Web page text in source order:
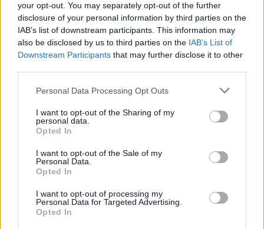
your opt-out. You may separately opt-out of the further
disclosure of your personal information by third parties on the
IAB’s list of downstream participants. This information may
also be disclosed by us to third parties on the IAB’s List of
Downstream Participants that may further disclose it to other
Personal Data Processing Opt Outs
I want to opt-out of the Sharing of my
personal data.
Opted In
I want to opt-out of the Sale of my
Personal Data.
Opted In
I want to opt-out of processing my
Personal Data for Targeted Advertising.
Opted In
világsztárokkal, helyi
tehetségekkel és új reményekkel
érkezik a 16. Csíki Jazz